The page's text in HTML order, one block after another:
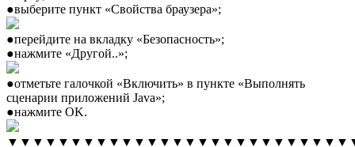
●выберите пункт «Свойства браузера»;
●перейдите на вкладку «Безопасность»;
●нажмите «Другой..»;
●отметьте галочкой «Включить» в пункте «Выполнять
сценарии приложений Java»;
●нажмите OK.